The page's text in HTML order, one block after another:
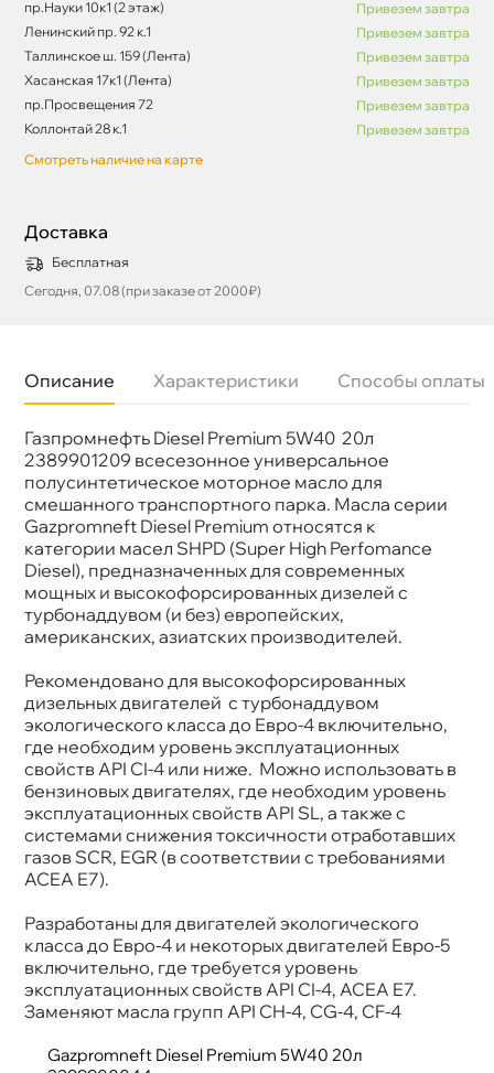
пр.Науки 10к1 (2 этаж)
Привезем завтра
Ленинский пр. 92 к.1
Привезем завтра
Таллинское ш. 159 (Лента)
Привезем завтра
Хасанская 17к1 (Лента)
Привезем завтра
пр.Просвещения 72
Привезем завтра
Коллонтай 28 к.1
Привезем завтра
Смотреть наличие на карте
Доставка
Бесплатная
Сегодня, 07.08 (при заказе от 2000₽)
Описание Характеристики Способы оплаты
Газпромнефть Diesel Premium 5W40 20л
2389901209 всесезонное универсальное
полусинтетическое моторное масло для
смешанного транспортного парка. Масла серии
Gazpromneft Diesel Premium относятся к
категории масел SHPD (Super High Perfomance
Diesel), предназначенных для современных
мощных и высокофорсированных дизелей с
турбонаддувом (и без) европейских,
американских, азиатских производителей.
Рекомендовано для высокофорсированных
дизельных двигателей с турбонаддувом
экологического класса до Евро-4 включительно,
де необходим уровень эксплуатационных
свойств API CI-4 или ниже. Можно использовать
ензиновых двигателях, где необходим уровень
эксплуатационных свойств API SL, а также с
системами снижения токсичности отработавших
азов SCR, EGR (в соответствии с требованиями
ACEA E7).
Разработаны для двигателей экологического
класса до Евро-4 и некоторых двигателей Евро-5
ключительно, где требуется уровень
эксплуатационных свойств API CI-4, ACEA E7.
Заменяют масла групп API CH-4, CG-4, CF-4
язкость
5W-40
Бренд
Тип масла
Полусинтетика
Спецификации
API CI-4, ACEA E7
Объем
20л
Артикул
2389900044
Применение
Двигатель
Gazpromneft Diesel Premium 5W40 20л